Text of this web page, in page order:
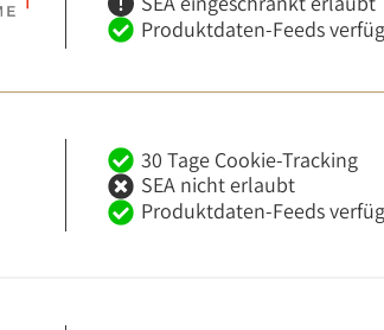
Produktdaten-Feeds
30 Tage Cookie-Tracking
SEA nicht erlaubt
Produktdaten-Feeds